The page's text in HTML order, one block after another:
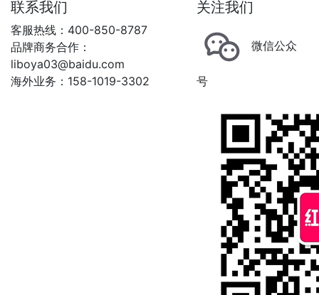
联系我们
客服热线：400-850-8787
品牌商务合作：
liboya03@baidu.com
海外业务：158-1019-3302
关注我们
微信公众
号